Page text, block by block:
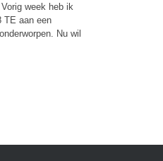
week heb ik
TE aan een
Nu wil